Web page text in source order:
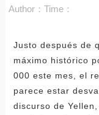
Author： Time：
Justo después de
máximo histórico
000 este mes, el
parece estar
discurso de